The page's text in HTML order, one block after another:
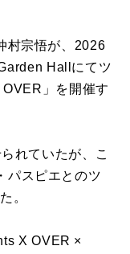
村宗悟が、2026
Hallにてツ
」を開催す
れていたが、こ
パスピエとのツ
。
X OVER ×